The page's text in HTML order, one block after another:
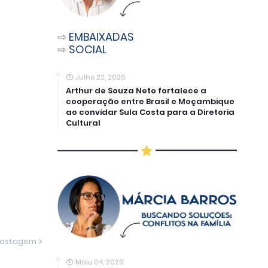
⇨ EMBAIXADAS
⇨ SOCIAL
Julho 22, 2026
Arthur de Souza Neto fortalece a
cooperação entre Brasil e Moçambique
ao convidar Sula Costa para a Diretoria
Cultural
Maio 04, 2026